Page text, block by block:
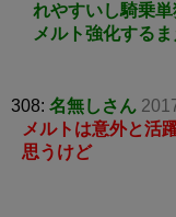
れやすいし騎乗
メルト強化する
308: 名無しさん
メルトは意外と活
思うけど